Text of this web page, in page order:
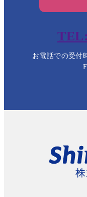
お電話での受付